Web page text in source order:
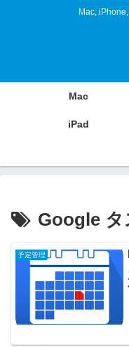
Mac,
Mac
iPad
Google タ
予定管理